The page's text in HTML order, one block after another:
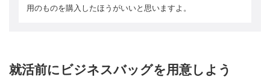
用のものを購入したほうがいいと思いますよ。
就活前にビジネスバッグを用意しよう